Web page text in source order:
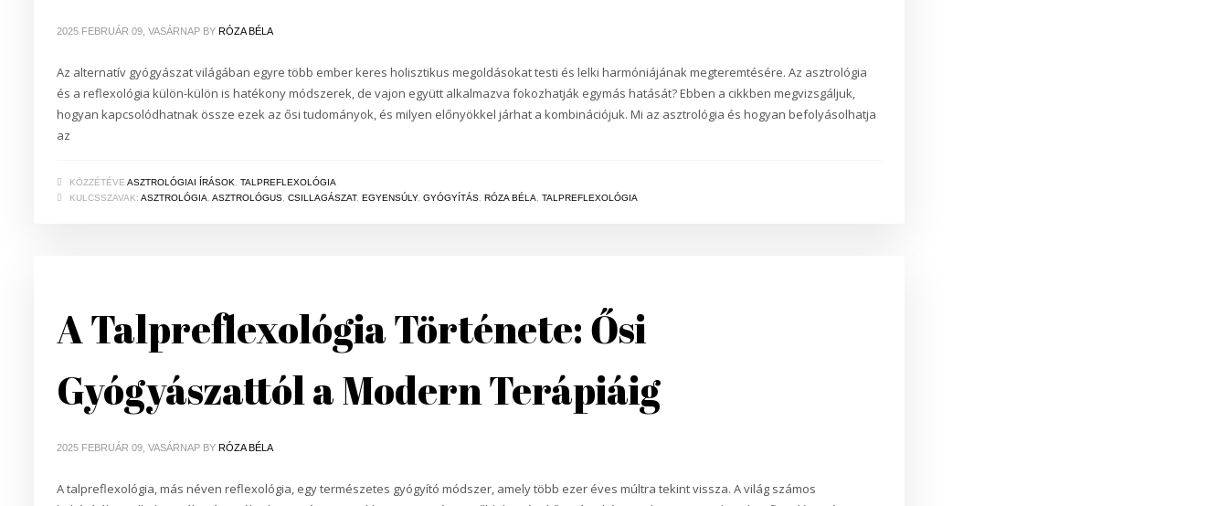
2025 FEBRUÁR 09, VASÁRNAP BY RÓZA BÉLA
Az alternatív gyógyászat világában egyre több ember keres holisztikus megoldásokat testi és lelki harmóniájának megteremtésére. Az asztrológia
és a reflexológia külön-külön is hatékony módszerek, de vajon együtt alkalmazva fokozhatják egymás hatását? Ebben a cikkben megvizsgáljuk,
hogyan kapcsolódhatnak össze ezek az ősi tudományok, és milyen előnyökkel járhat a kombinációjuk. Mi az asztrológia és hogyan befolyásolhatja
az
KÖZZÉTÉVE ASZTROLÓGIAI ÍRÁSOK
TALPREFLEXOLÓGIA
KULCSSZAVAK: ASZTROLÓGIA ASZTROLÓGUS CSILLAGÁSZAT, EGYENSÚLY, GYÓGYÍTÁS RÓZA BÉLA TALPREFLEXOLÓGIA
A Talpreflexológia Története: Ősi
Gyógyászattól a Modern Terápiáig
2025 FEBRUÁR 09, VASÁRNAP BY RÓZA BÉLA
A talpreflexológia, más néven reflexológia, egy természetes gyógyító módszer, amely több ezer éves múltra tekint vissza. A világ számos